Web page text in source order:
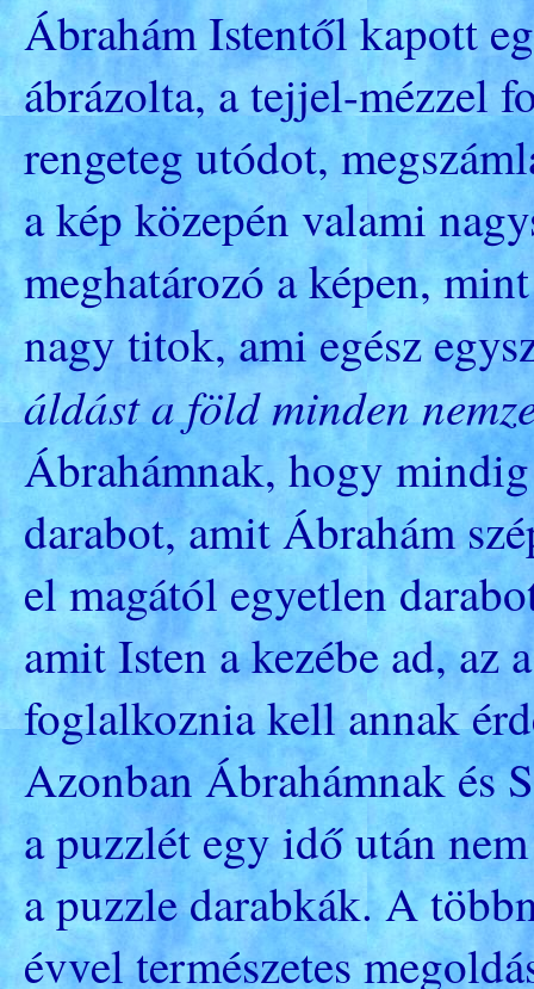
Ábrahám Istentől kapott
ábrázolta, a tejjel-mézzel
rengeteg utódot,
a kép közepén valami
meghatározó a képen,
nagy titok, ami egész
áldást a föld minden
Ábrahámnak, hogy
darabot, amit Ábrahám
el magától egyetlen
amit Isten a kezébe ad, az
foglalkoznia kell annak
Azonban Ábrahámnak és
a puzzlét egy idő után
a puzzle darabkák. A
évvel természetes